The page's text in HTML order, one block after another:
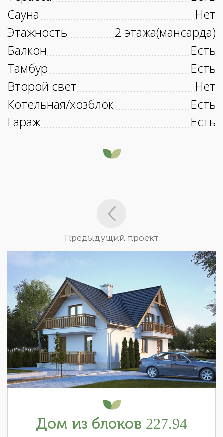
Сауна
Нет
Этажность
2 этажа(мансарда)
Балкон
Есть
Тамбур
Есть
Второй свет
Нет
Котельная/хозблок
Есть
Гараж
Есть
Предыдущий проект
Дом из блоков 227.94